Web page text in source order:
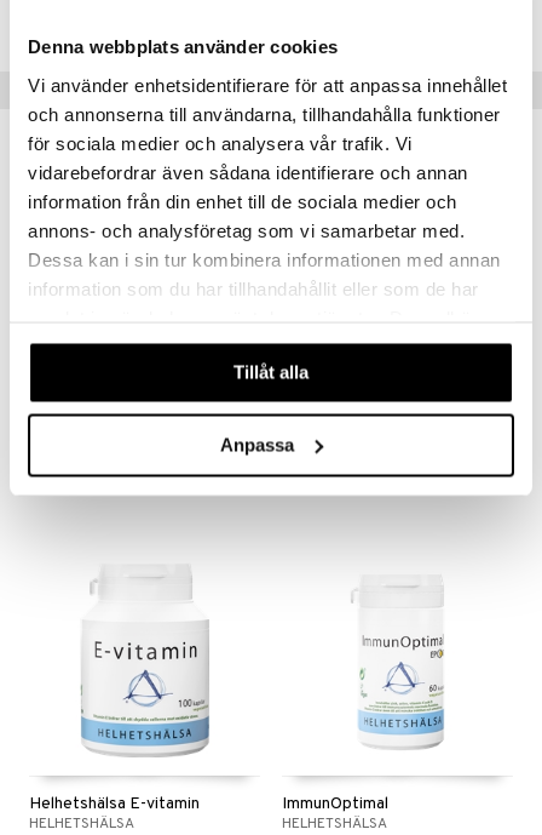
Denna webbplats använder cookies
Vi använder enhetsidentifierare för att anpassa innehållet
och annonserna till användarna, tillhandahålla funktioner
för sociala medier och analysera vår trafik. Vi
vidarebefordrar även sådana identifierare och annan
information från din enhet till de sociala medier och
annons- och analysföretag som vi samarbetar med.
Dessa kan i sin tur kombinera informationen med annan
information som du har tillhandahållit eller som de har
våra cookies vid fortsatt användande av vår webbplats.
Tillåt alla
Anpassa
Vinkkejä sinulle
AlgOmega3
HELHETSHÄLSA
C-vitamin askorbat
HELHETSHÄLSA
Helhetshälsa E-vitamin
HELHETSHÄLSA
ImmunOptimal
HELHETSHÄLSA